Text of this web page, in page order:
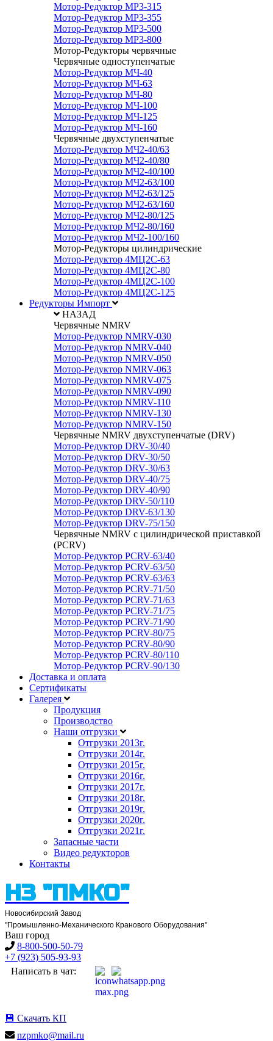
Мотор-Редуктор МР3-315
Мотор-Редуктор МР3-355
Мотор-Редуктор МР3-500
Мотор-Редуктор МР3-800
Мотор-Редукторы червячные
Червячные одноступенчатые
Мотор-Редуктор МЧ-40
Мотор-Редуктор МЧ-63
Мотор-Редуктор МЧ-80
Мотор-Редуктор МЧ-100
Мотор-Редуктор МЧ-125
Мотор-Редуктор МЧ-160
Червячные двухступенчатые
Мотор-Редуктор МЧ2-40/63
Мотор-Редуктор МЧ2-40/80
Мотор-Редуктор МЧ2-40/100
Мотор-Редуктор МЧ2-63/100
Мотор-Редуктор МЧ2-63/125
Мотор-Редуктор МЧ2-63/160
Мотор-Редуктор МЧ2-80/125
Мотор-Редуктор МЧ2-80/160
Мотор-Редуктор МЧ2-100/160
Мотор-Редукторы цилиндрические
Мотор-Редуктор 4МЦ2С-63
Мотор-Редуктор 4МЦ2С-80
Мотор-Редуктор 4МЦ2С-100
Мотор-Редуктор 4МЦ2С-125
Редукторы Импорт
НАЗАД
Червячные NMRV
Мотор-Редуктор NMRV-030
Мотор-Редуктор NMRV-040
Мотор-Редуктор NMRV-050
Мотор-Редуктор NMRV-063
Мотор-Редуктор NMRV-075
Мотор-Редуктор NMRV-090
Мотор-Редуктор NMRV-110
Мотор-Редуктор NMRV-130
Мотор-Редуктор NMRV-150
Червячные NMRV двухступенчатые (DRV)
Мотор-Редуктор DRV-30/40
Мотор-Редуктор DRV-30/50
Мотор-Редуктор DRV-30/63
Мотор-Редуктор DRV-40/75
Мотор-Редуктор DRV-40/90
Мотор-Редуктор DRV-50/110
Мотор-Редуктор DRV-63/130
Мотор-Редуктор DRV-75/150
Червячные NMRV с цилиндрической приставкой
(PCRV)
Мотор-Редуктор PCRV-63/40
Мотор-Редуктор PCRV-63/50
Мотор-Редуктор PCRV-63/63
Мотор-Редуктор PCRV-71/50
Мотор-Редуктор PCRV-71/63
Мотор-Редуктор PCRV-71/75
Мотор-Редуктор PCRV-71/90
Мотор-Редуктор PCRV-80/75
Мотор-Редуктор PCRV-80/90
Мотор-Редуктор PCRV-80/110
Мотор-Редуктор PCRV-90/130
Доставка и оплата
Сертификаты
Галерея
Продукция
Производство
Наши отгрузки
Отгрузки 2013г.
Отгрузки 2014г.
Отгрузки 2015г.
Отгрузки 2016г.
Отгрузки 2017г.
Отгрузки 2018г.
Отгрузки 2019г.
Отгрузки 2020г.
Отгрузки 2021г.
Запасные части
Видео редукторов
Контакты
НЗ "ПМКО"
Новосибирский Завод
"Промышленно-Механического Кранового Оборудования"
Ваш город
8-800-500-50-79
+7 (923) 505-93-93
Написать в чат:
💾 Скачать КП
nzpmko@mail.ru